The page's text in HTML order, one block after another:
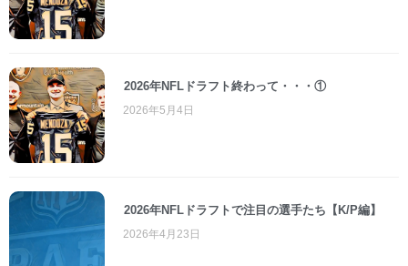
2026年NFLドラフト終わって・・・①
2026年5月4日
2026年NFLドラフトで注目の選手たち【K/P編】
2026年4月23日